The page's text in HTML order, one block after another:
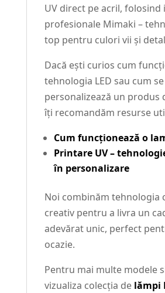
UV direct pe acril,
profesionale Mimaki –
top pentru culori vii și
Dacă ești curios cum
tehnologia LED sau cum se
personalizează un produs
îți recomandăm resurse
Cum funcționează o
Printare UV –
în personalizare
Noi combinăm tehnologia
creativ pentru a livra un
adevărat unic, perfect
ocazie.
Pentru mai multe modele
vizualiza colecția de lămpi